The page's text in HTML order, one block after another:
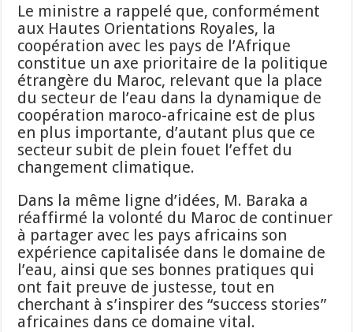
Le ministre a rappelé que, conformément
aux Hautes Orientations Royales, la
coopération avec les pays de l’Afrique
constitue un axe prioritaire de la politique
étrangère du Maroc, relevant que la place
du secteur de l’eau dans la dynamique de
coopération maroco-africaine est de plus
en plus importante, d’autant plus que ce
secteur subit de plein fouet l’effet du
changement climatique.
Dans la même ligne d’idées, M. Baraka a
réaffirmé la volonté du Maroc de continuer
à partager avec les pays africains son
expérience capitalisée dans le domaine de
l’eau, ainsi que ses bonnes pratiques qui
ont fait preuve de justesse, tout en
cherchant à s’inspirer des “success stories”
africaines dans ce domaine vital.